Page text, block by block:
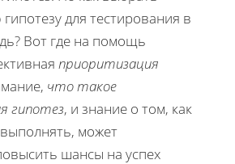
для тестирования в
Вот где на помощь
приоритизация
что такое
гипотез, и знание о том, как
может
шансы на успех